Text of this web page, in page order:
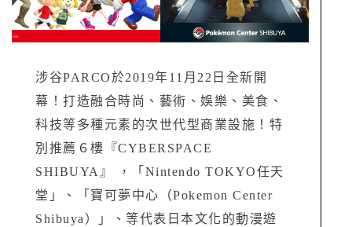
涉谷PARCO於2019年11月22日全新開
幕！打造融合時尚、藝術、娛樂、美食、
科技等多種元素的次世代型商業設施！特
別推薦６樓『CYBERSPACE
SHIBUYA』 ，「Nintendo TOKYO任天
堂」、「寶可夢中心（Pokemon Center
Shibuya）」、等代表日本文化的動漫遊